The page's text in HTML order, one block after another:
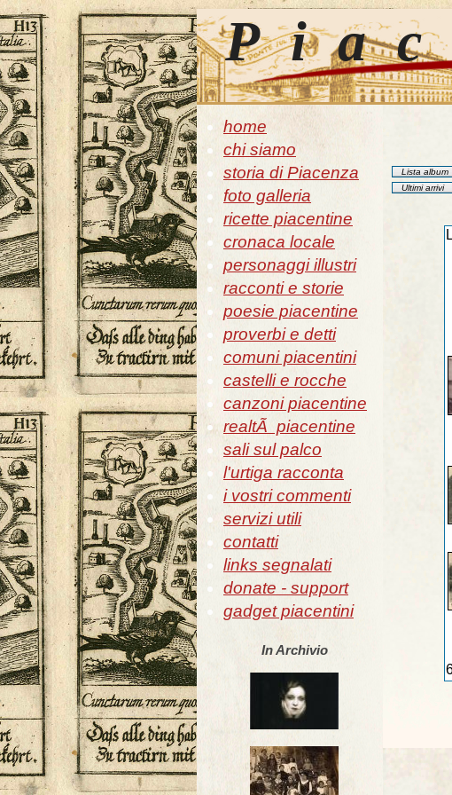
home
chi siamo
storia di Piacenza
foto galleria
ricette piacentine
cronaca locale
personaggi illustri
racconti e storie
poesie piacentine
proverbi e detti
comuni piacentini
castelli e rocche
canzoni piacentine
realtÃ piacentine
sali sul palco
l'urtiga racconta
i vostri commenti
servizi utili
contatti
links segnalati
donate - support
gadget piacentini
In Archivio
Lista album
Ultimi arrivi